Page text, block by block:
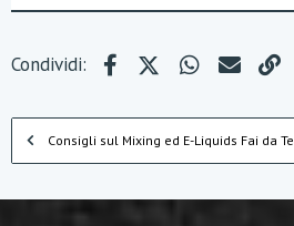
Condividi: FacebookX (Twitter)WhatsApp
e-mail
Consigli sul Mixing ed E-Liquids Fai da Te